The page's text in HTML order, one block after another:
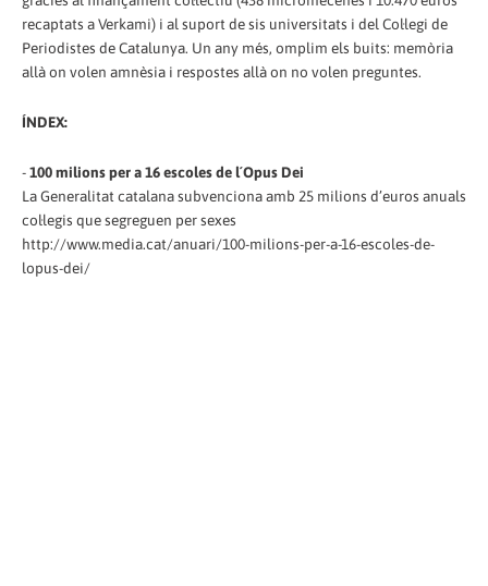
recaptats a Verkami) i al suport de sis universitats i del Col·legi de
Periodistes de Catalunya. Un any més, omplim els buits: memòria
allà on volen amnèsia i respostes allà on no volen preguntes.
ÍNDEX:
-100 milions per a 16 escoles de l´Opus Dei
La Generalitat catalana subvenciona amb 25 milions d’euros anuals
col·legis que segreguen per sexes
http://www.media.cat/anuari/100-milions-per-a-16-escoles-de-
lopus-dei/